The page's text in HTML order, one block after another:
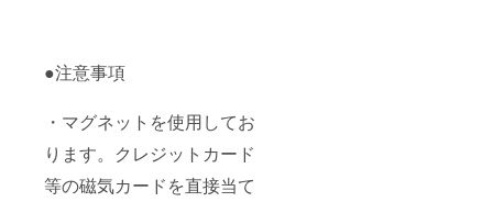
●注意事項
・マグネットを使用してお
ります。クレジットカード
等の磁気カードを直接当て